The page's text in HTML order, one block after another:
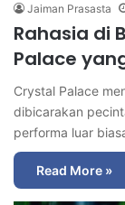
Jaiman Prasasta
Rahasia di
Palace
Crystal Palace
dibicarakan
performa luar
Read More »